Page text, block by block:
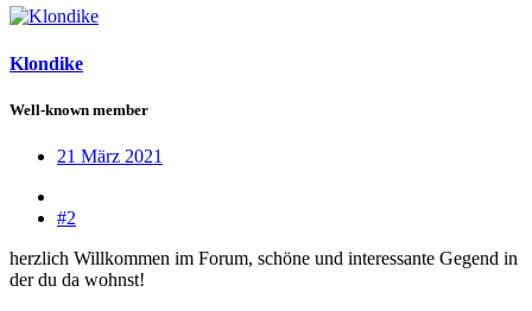
Klondike
Well-known member
21 März 2021
#2
herzlich Willkommen im Forum, schöne und interessante Gegend in
der du da wohnst!